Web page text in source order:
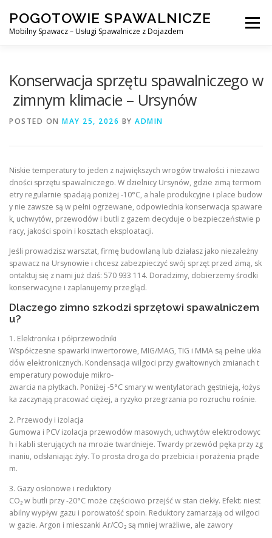
content
POGOTOWIE SPAWALNICZE
Mobilny Spawacz – Usługi Spawalnicze z Dojazdem
Menu
Konserwacja sprzętu spawalniczego w
zimnym klimacie – Ursynów
POSTED ON MAY 25, 2026 BY ADMIN
Niskie temperatury to jeden z największych wrogów trwałości i niezawo
dności sprzętu spawalniczego. W dzielnicy Ursynów, gdzie zimą termom
etry regularnie spadają poniżej -10°C, a hale produkcyjne i place budow
y nie zawsze są w pełni ogrzewane, odpowiednia konserwacja spaware
k, uchwytów, przewodów i butli z gazem decyduje o bezpieczeństwie p
racy, jakości spoin i kosztach eksploatacji.
Jeśli prowadzisz warsztat, firmę budowlaną lub działasz jako niezależny
spawacz na Ursynowie i chcesz zabezpieczyć swój sprzęt przed zimą, sk
ontaktuj się z nami już dziś: 570 933 114. Doradzimy, dobierzemy środki
konserwacyjne i zaplanujemy przegląd.
Dlaczego zimno szkodzi sprzętowi spawalniczem
u?
1. Elektronika i półprzewodniki
Współczesne spawarki inwertorowe, MIG/MAG, TIG i MMA są pełne ukła
dów elektronicznych. Kondensacja wilgoci przy gwałtownych zmianach t
emperatury powoduje mikro-
zwarcia na płytkach. Poniżej -5°C smary w wentylatorach gęstnieją, łożys
ka zaczynają pracować ciężej, a ryzyko przegrzania po rozruchu rośnie.
2. Przewody i izolacja
Gumowa i PCV izolacja przewodów masowych, uchwytów elektrodowyc
h i kabli sterujących na mrozie twardnieje. Twardy przewód pęka przy zg
inaniu, odsłaniając żyły. To prosta droga do przebicia i porażenia prąde
m.
3. Gazy osłonowe i reduktory
CO₂ w butli przy -20°C może częściowo przejść w stan ciekły. Efekt: niest
abilny wypływ gazu i porowatość spoin. Reduktory zamarzają od wilgoci
w gazie. Argon i mieszanki Ar/CO₂ są mniej wrażliwe, ale zawory